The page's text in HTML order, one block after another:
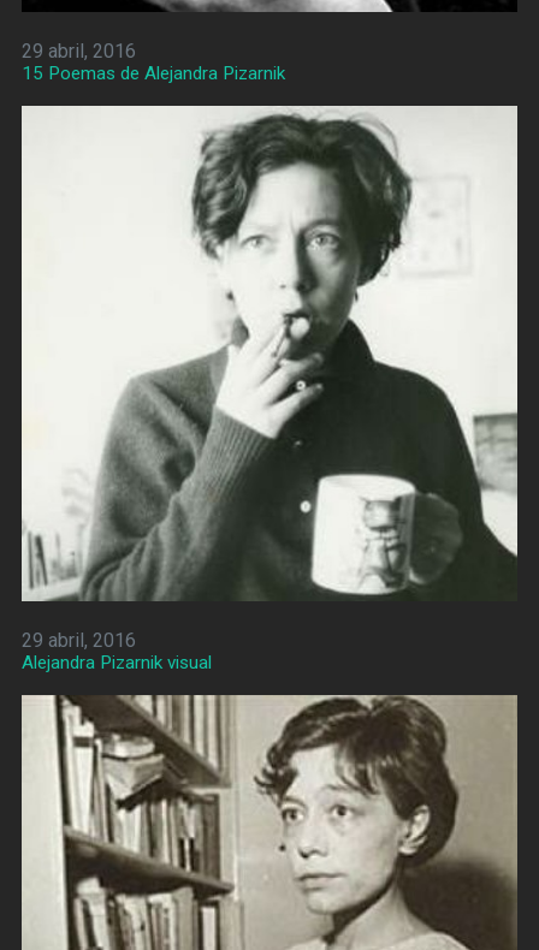
29 abril, 2016
15 Poemas de Alejandra Pizarnik
29 abril, 2016
Alejandra Pizarnik visual